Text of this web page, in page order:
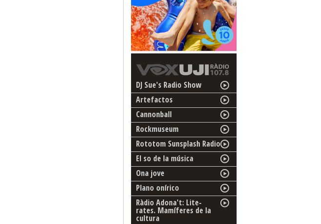
DJ Sue's Radio Show
Artefactos
Cannonball
Rockmuseum
Rototom Sunsplash Radio
El so de la música
Ona jove
Plano onírico
Ràdio Adona't: Lite-
rates. Mamíferes de la
cultura